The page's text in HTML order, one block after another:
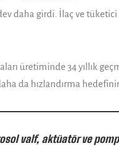
daha girdi. İlaç ve
üretiminde 34 yıllık
da hızlan­dırma
valf, aktüatör ve